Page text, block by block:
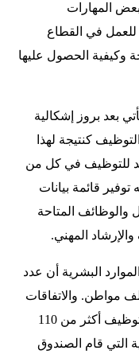
المهارات
للعمل في القطاع
وكيفية الحصول عليها
بعد بروز إشكالية
كنتيجة لهذا
للتوظيف في كل من
قائمة بيانات
والوظائف المتاحة
المهني.
البشرية أن عدد
تم توظيفهم حتى الآن يزيد على 72 ألف مواطن. والاتفاقات
التي يبرمها الصندوق متواصلة لتدريب وتوظيف أكثر من 110
التي قام الصندوق